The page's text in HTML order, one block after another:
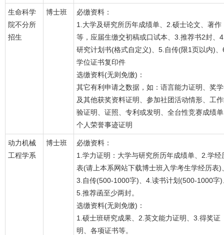
生命科学
院不分所
招生
博士班
必缴资料：
1.大学及研究所历年成绩单、2.硕士论文、著作
等，应届生缴交初稿或口试本、3.推荐书2封、
研究计划书(格式自定义)、5.自传(限1页以内)、
学位证书复印件
选缴资料(无则免缴)：
其它有利申请之数据，如：语言能力证明、奖
及其他获奖资料证明、参加社团活动情形、工
验证明、证照、专利或发明、全台性竞赛成绩
个人荣誉事迹证明
动力机械
工程学系
博士班
必缴资料：
1.学力证明：大学与研究所历年成绩单、2.学经
表(请上本系网站下载博士班入学考生学经历表)
3.自传(500-1000字)、4.读书计划(500-1000字)
5.推荐函至少两封。
选缴资料(无则免缴)：
1.硕士班研究成果、2.英文能力证明、3.得奖证
明、各项证书等。